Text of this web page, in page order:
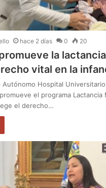
hace 2 días 0 20
la
vital en la
Autónomo Hospital
el programa Lactancia
el derecho…